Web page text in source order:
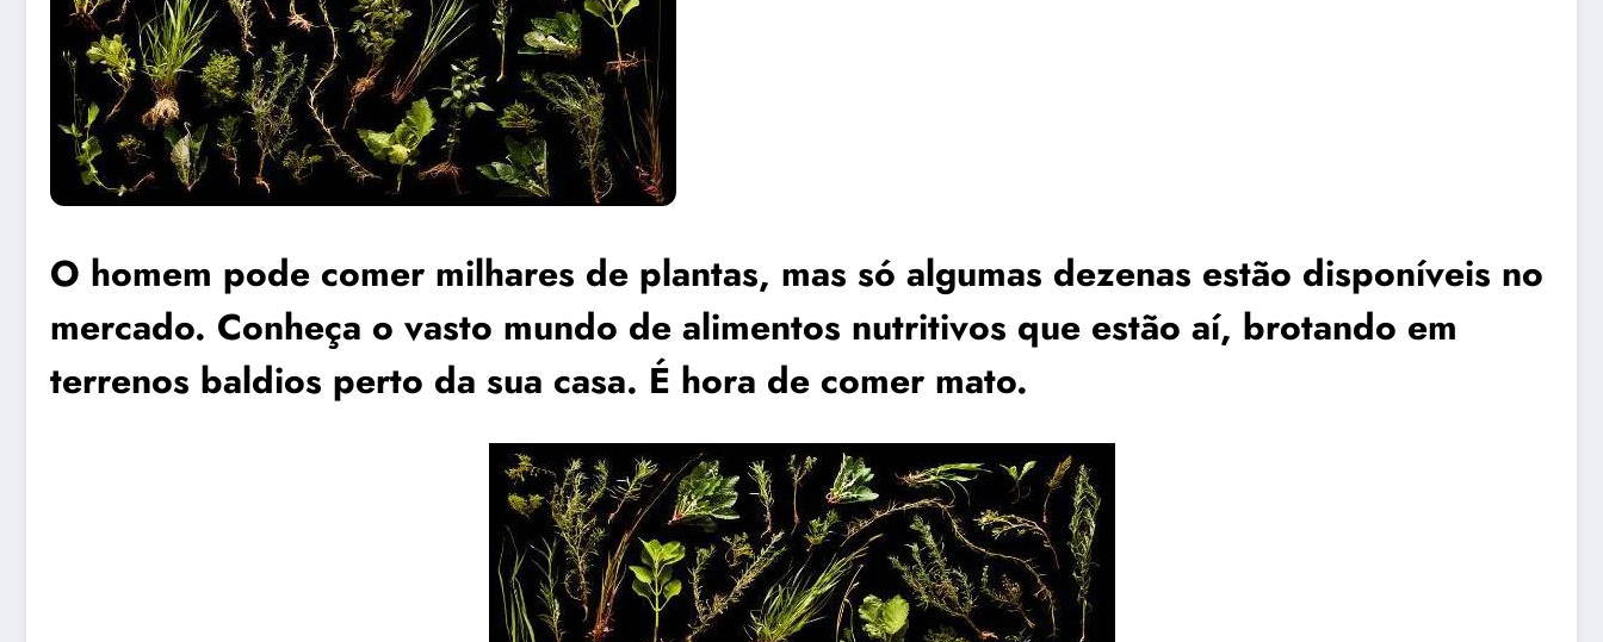
O homem pode comer milhares de plantas, mas só algumas dezenas estão disponíveis no
mercado. Conheça o vasto mundo de alimentos nutritivos que estão aí, brotando em
terrenos baldios perto da sua casa. É hora de comer mato.